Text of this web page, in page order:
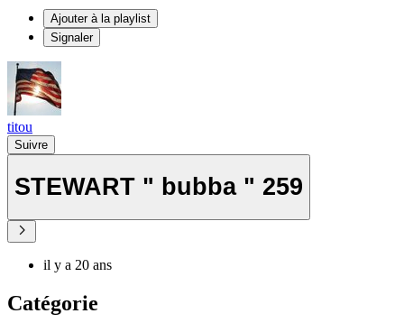
Ajouter à la playlist
Signaler
titou
Suivre
STEWART " bubba " 259
il y a 20 ans
Catégorie